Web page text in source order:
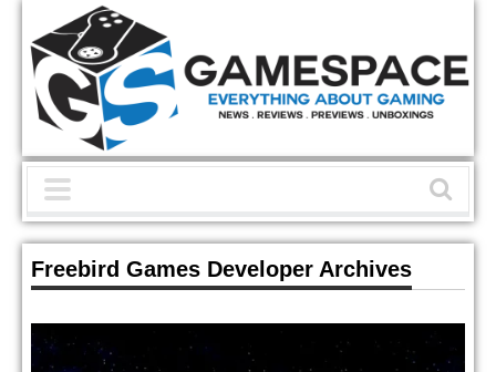
Freebird Games Developer Archives